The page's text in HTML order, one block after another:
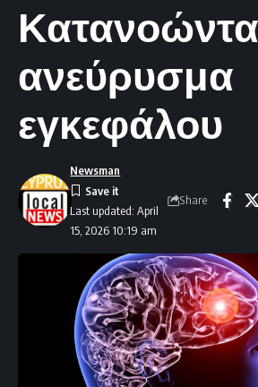
ανεύρυσμα
εγκεφάλου
Last updated: April
15, 2026 10:19 am
Newsman
Share